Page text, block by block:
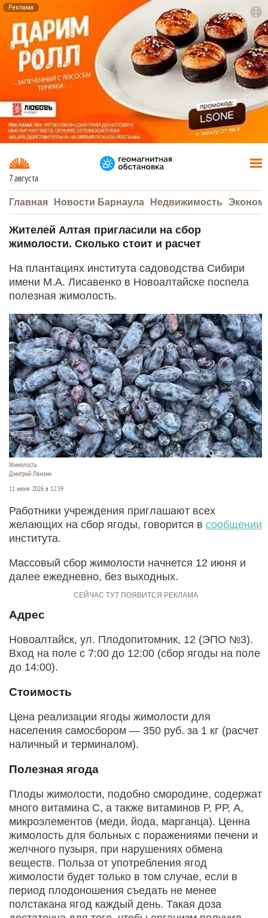
Реклама
7 августа
Главная Новости Барнаула Недвижимость
Жителей Алтая пригласили на сбор
жимолости. Сколько стоит и расчет
На плантациях института садоводства Сибири
имени М.А. Лисавенко в Новоалтайске поспела
полезная жимолость.
Жимолость.
Дмитрий Лямзин
11 июня 2026 в 12:39
Работники учреждения приглашают всех
желающих на сбор ягоды, говорится в сообщении
института.
Массовый сбор жимолости начнется 12 июня и
далее ежедневно, без выходных.
Адрес
Новоалтайск, ул. Плодопитомник, 12 (ЭПО №3).
Вход на поле с 7:00 до 12:00 (сбор ягоды на поле
до 14:00).
Стоимость
Цена реализации ягоды жимолости для
населения самосбором — 350 руб. за 1 кг (расчет
наличный и терминалом).
Полезная ягода
Плоды жимолости, подобно смородине, содержат
много витамина С, а также витаминов Р, РР, А,
микроэлементов (меди, йода, марганца). Ценна
жимолость для больных с поражениями печени и
желчного пузыря, при нарушениях обмена
веществ. Польза от употребления ягод
жимолости будет только в том случае, если в
период плодоношения съедать не менее
полстакана ягод каждый день. Такая доза